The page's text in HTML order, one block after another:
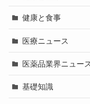
健康と食事
医療ニュース
医薬品業界ニュー
基礎知識